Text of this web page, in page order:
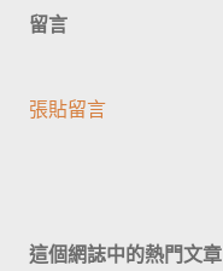
留言
張貼留言
這個網誌中的熱門文章